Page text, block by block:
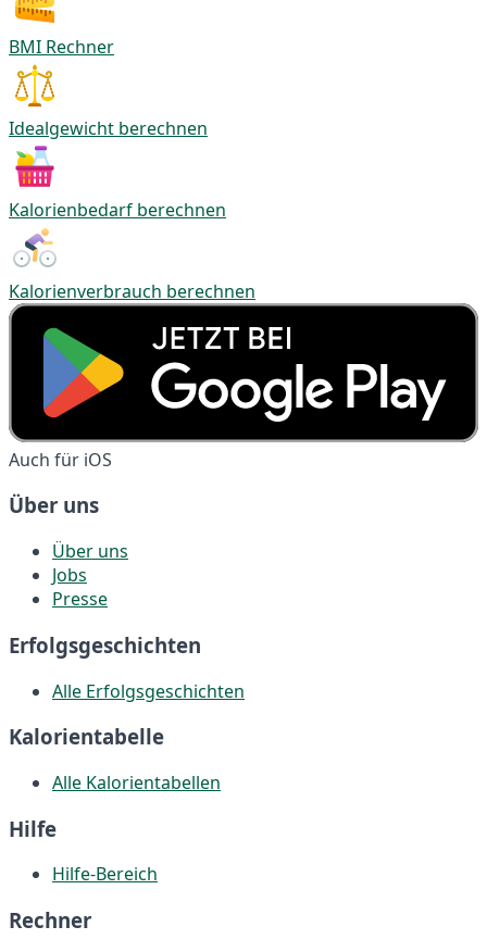
BMI Rechner
Idealgewicht berechnen
Kalorienbedarf berechnen
Kalorienverbrauch berechnen
Auch für iOS
Über uns
Über uns
Jobs
Presse
Erfolgsgeschichten
Alle Erfolgsgeschichten
Kalorientabelle
Alle Kalorientabellen
Hilfe
Hilfe-Bereich
Rechner